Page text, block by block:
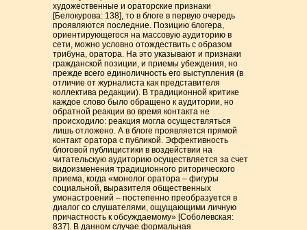
художественные и ораторские признаки
[Белокурова: 138], то в блоге в первую очередь
проявляются последние. Позицию блогера,
ориентирующегося на массовую аудиторию в
сети, можно условно отождествить с образом
трибуна, оратора. На это указывают и признаки
гражданской позиции, и приемы убеждения, но
прежде всего единоличность его выступления (в
отличие от журналиста как представителя
коллектива редакции). В традиционной критике
каждое слово было обращено к аудитории, но
обратной реакции во время контакта не
происходило: реакция могла осуществляться
лишь отложено. А в блоге проявляется прямой
контакт оратора с публикой. Эффективность
блоговой публицистики в воздействии на
читательскую аудиторию осуществляется за счет
видоизменения традиционного риторического
приема, когда «монолог оратора – фигуры
социальной, выразителя общественных
умонастроений – постепенно преобразуется в
диалог со слушателями, ощущающими личную
причастность к обсуждаемому» [Соболевская:
837]. В данном случае формальная